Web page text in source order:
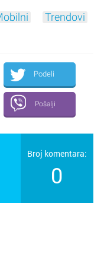
Trendovi
Podeli
Pošalji
Broj komentara:
0